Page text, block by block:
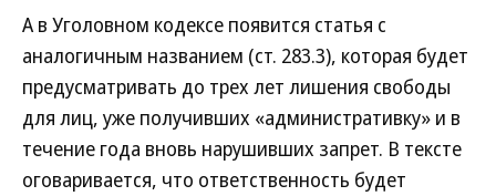
А в Уголовном кодексе появится статья с
аналогичным названием (ст. 283.3), которая будет
предусматривать до трех лет лишения свободы
для лиц, уже получивших «административку» и в
течение года вновь нарушивших запрет. В тексте
оговаривается, что ответственность будет